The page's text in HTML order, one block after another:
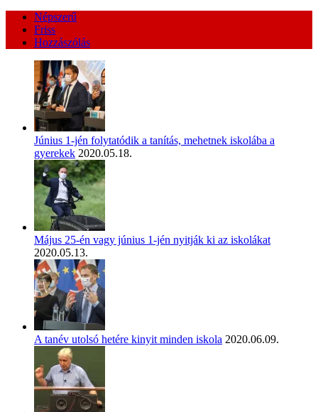
Népszerű
Friss
Hozzászólás
Június 1-jén folytatódik a tanítás, mehetnek iskolába a
gyerekek 2020.05.18.
Május 25-én vagy június 1-jén nyitják ki az iskolákat
2020.05.13.
A tanév utolsó hetére kinyit minden iskola 2020.06.09.